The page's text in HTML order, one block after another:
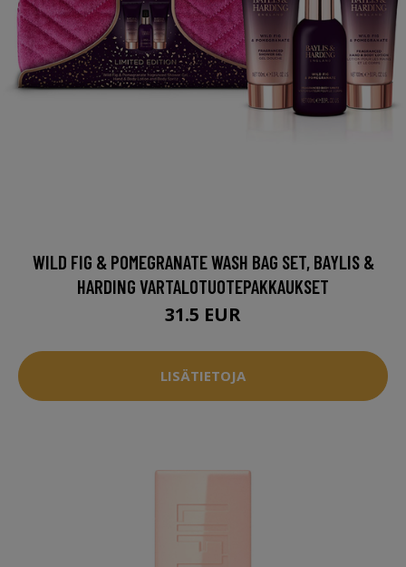
WILD FIG & POMEGRANATE WASH BAG SET, BAYLIS &
HARDING VARTALOTUOTEPAKKAUKSET
31.5 EUR
LISÄTIETOJA